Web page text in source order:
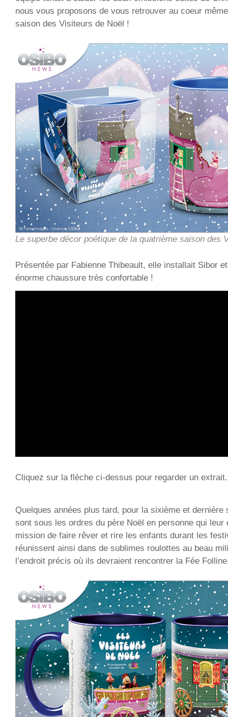
nous vous proposons de vous retrouver au coeur
saison des Visiteurs de Noël !
Le superbe décor poétique de la quatrième saison des
Présentée par Fabienne Thibeault, elle installait Sibor
énorme chaussure très confortable !
Cliquez sur la flèche ci-dessus pour regarder un extrait.
Quelques années plus tard, pour la sixième et
sont sous les ordres du père Noël en personne qui leur
mission de faire rêver et rire les enfants durant les
réunissent ainsi dans de sublimes roulottes au beau
l’endroit précis où ils devraient rencontrer la Fée